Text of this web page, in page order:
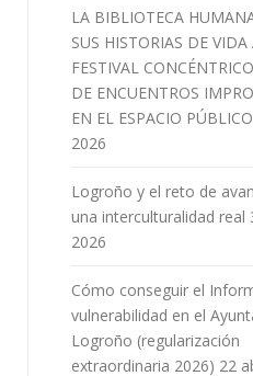
LA BIBLIOTECA
SUS HISTORIAS DE VIDA
FESTIVAL
DE ENCUENTROS
EN EL ESPACIO
2026
Logroño y el reto de
una interculturalidad real
2026
Cómo conseguir el
vulnerabilidad en el
Logroño (regularización
extraordinaria 2026) 22